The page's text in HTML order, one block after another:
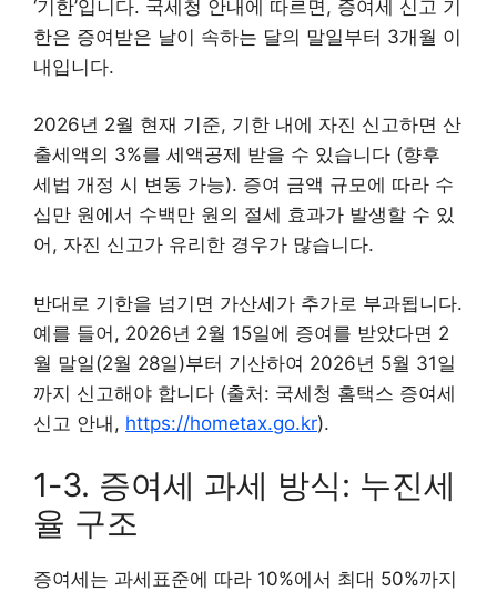
‘기한’입니다. 국세청 안내에 따르면, 증여세 신고 기
한은 증여받은 날이 속하는 달의 말일부터 3개월 이
내입니다.
2026년 2월 현재 기준, 기한 내에 자진 신고하면 산
출세액의 3%를 세액공제 받을 수 있습니다 (향후
세법 개정 시 변동 가능). 증여 금액 규모에 따라 수
십만 원에서 수백만 원의 절세 효과가 발생할 수 있
어, 자진 신고가 유리한 경우가 많습니다.
반대로 기한을 넘기면 가산세가 추가로 부과됩니다.
예를 들어, 2026년 2월 15일에 증여를 받았다면 2
월 말일(2월 28일)부터 기산하여 2026년 5월 31일
까지 신고해야 합니다 (출처: 국세청 홈택스 증여세
신고 안내, https://hometax.go.kr).
1-3. 증여세 과세 방식: 누진세
율 구조
증여세는 과세표준에 따라 10%에서 최대 50%까지